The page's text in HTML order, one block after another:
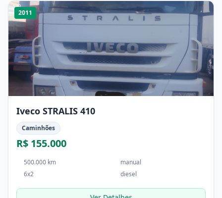
1/2
2011
Iveco STRALIS 410
Caminhões
R$ 155.000
500.000 km
manual
6x2
diesel